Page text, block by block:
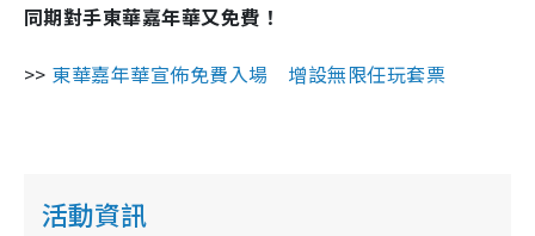
同期對手東華嘉年華又免費！
>> 東華嘉年華宣佈免費入場 增設無限任玩套票
活動資訊